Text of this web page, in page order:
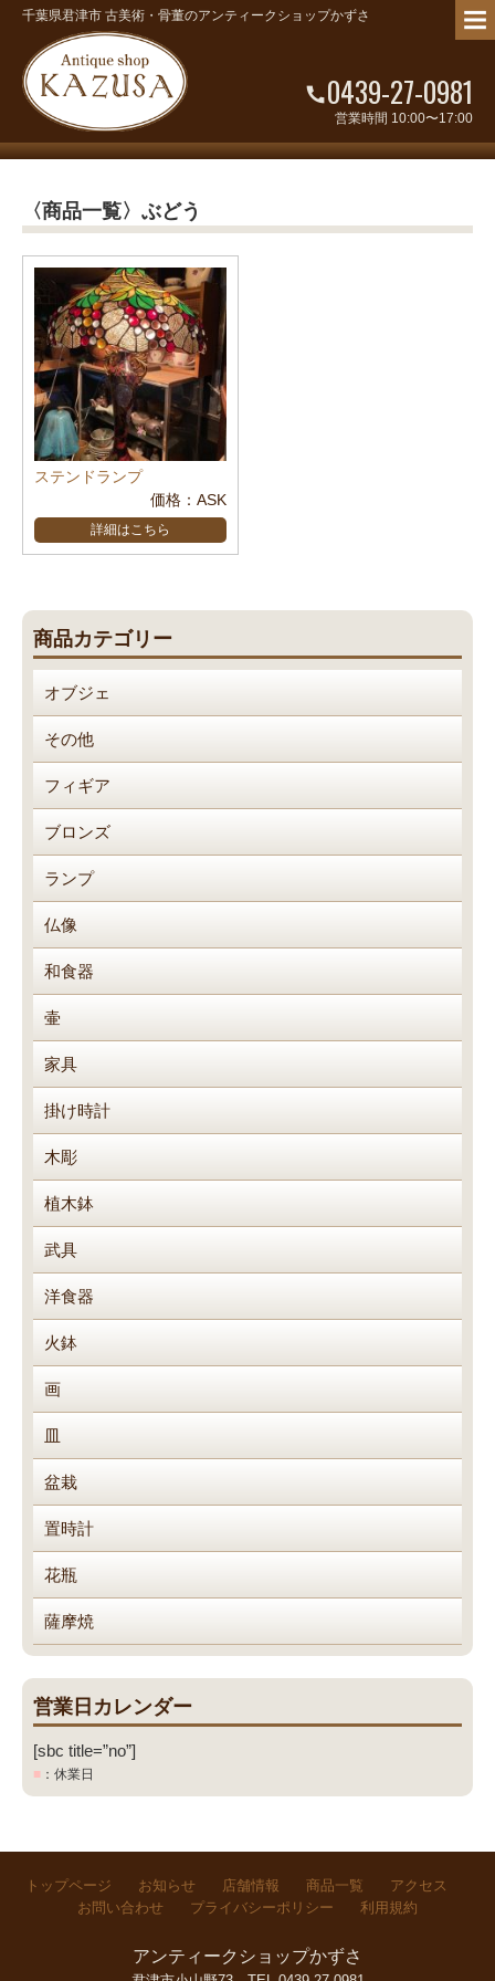
千葉県君津市 古美術・骨董のアンティークショップかずさ
0439-27-0981
営業時間 10:00〜17:00
〈商品一覧〉ぶどう
ステンドランプ
価格：ASK
詳細はこちら
商品カテゴリー
オブジェ
その他
フィギア
ブロンズ
ランプ
仏像
和食器
壷
家具
掛け時計
木彫
植木鉢
武具
洋食器
火鉢
画
皿
盆栽
置時計
花瓶
薩摩焼
営業日カレンダー
[sbc title=”no”]
■ ：休業日
トップページ お知らせ 店舗情報 商品一覧
アクセス
お問い合わせ
プライバシーポリシー 利用規約
アンティークショップかずさ